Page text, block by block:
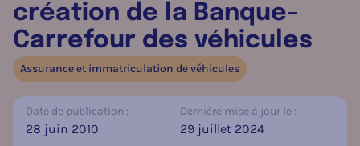
création de la Banque-
Carrefour des véhicules
Assurance et immatriculation de véhicules
Date de publication :
28 juin 2010
Dernière mise à jour le :
29 juillet 2024